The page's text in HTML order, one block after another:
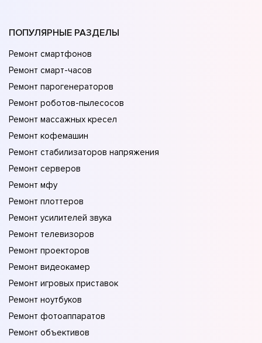
ПОПУЛЯРНЫЕ РАЗДЕЛЫ
Ремонт смартфонов
Ремонт смарт-часов
Ремонт парогенераторов
Ремонт роботов-пылесосов
Ремонт массажных кресел
Ремонт кофемашин
Ремонт стабилизаторов напряжения
Ремонт серверов
Ремонт мфу
Ремонт плоттеров
Ремонт усилителей звука
Ремонт телевизоров
Ремонт проекторов
Ремонт видеокамер
Ремонт игровых приставок
Ремонт ноутбуков
Ремонт фотоаппаратов
Ремонт объективов